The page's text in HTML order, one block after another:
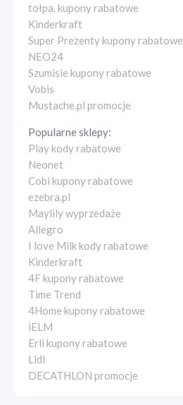
tołpa. kupony rabatowe
Kinderkraft
Super Prezenty kupony rabatowe
NEO24
Szumisie kupony rabatowe
Vobis
Mustache.pl promocje
Popularne sklepy:
Play kody rabatowe
Neonet
Cobi kupony rabatowe
ezebra.pl
Maylily wyprzedaże
Allegro
I love Milk kody rabatowe
Kinderkraft
4F kupony rabatowe
Time Trend
4Home kupony rabatowe
iELM
Erli kupony rabatowe
Lidl
DECATHLON promocje